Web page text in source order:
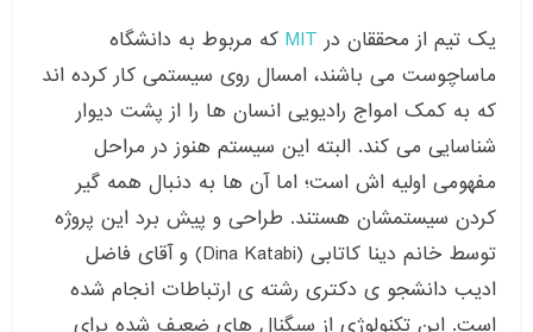
یک تیم از محققان در MIT که مربوط به دانشگاه
ماساچوست می باشند، امسال روی سیستمی کار کرده اند
که به کمک امواج رادیویی انسان ها را از پشت دیوار
شناسایی می کند. البته این سیستم هنوز در مراحل
مفهومی اولیه اش است؛ اما آن ها به دنبال همه گیر
کردن سیستمشان هستند. طراحی و پیش برد این پروژه
توسط خانم دینا کاتابی (Dina Katabi) و آقای فاضل
ادیب دانشجو ی دکتری رشته ی ارتباطات انجام شده
است. این تکنولوژی از سیگنال های ضعیف شده برای